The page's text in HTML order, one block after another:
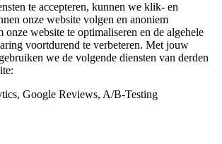
te accepteren, kunnen we klik- en
onze website volgen en anoniem
onze website te optimaliseren en de algehele
voortdurend te verbeteren. Met jouw
we de volgende diensten van derden
Google Reviews, A/B-Testing